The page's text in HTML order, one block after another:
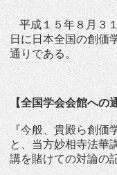
平成１５年８月３
日に日本全国の創価
通りである。
【全国学会会館への
『今般、貴殿ら創価
と、当方妙相寺法華
講を賭けての対論の